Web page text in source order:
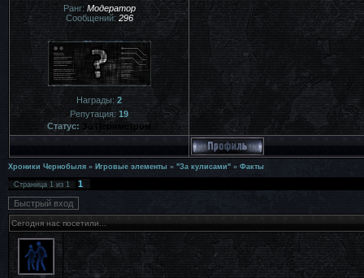
Ранг: Модератор
Сообщений:296
Награды:2
Репутация:19
Статус: За Периметром
Хроники Чернобыля » Игровые элементы » "За кулисами" » Факты
Страница1из1 1
Сегодня нас посетили...